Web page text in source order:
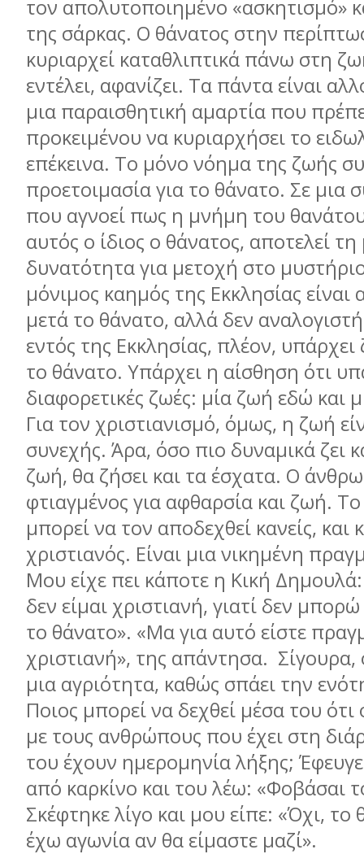
τον απολυτοποιημένο «ασκητισμό»
της σάρκας. Ο θάνατος στην
κυριαρχεί καταθλιπτικά πάνω στη
εντέλει, αφανίζει. Τα πάντα είναι
μια παραισθητική αμαρτία που
προκειμένου να κυριαρχήσει το
επέκεινα. Το μόνο νόημα της ζωής
προετοιμασία για το θάνατο. Σε μια
που αγνοεί πως η μνήμη του
αυτός ο ίδιος ο θάνατος, αποτελεί
δυνατότητα για μετοχή στο
μόνιμος καημός της Εκκλησίας
μετά το θάνατο, αλλά δεν
εντός της Εκκλησίας, πλέον,
το θάνατο. Υπάρχει η αίσθηση ότι
διαφορετικές ζωές: μία ζωή εδώ και
Για τον χριστιανισμό, όμως, η ζωή
συνεχής. Άρα, όσο πιο δυναμικά ζει
ζωή, θα ζήσει και τα έσχατα. Ο
φτιαγμένος για αφθαρσία και ζωή.
μπορεί να τον αποδεχθεί κανείς, και
χριστιανός. Είναι μια νικημένη
Μου είχε πει κάποτε η Κική
δεν είμαι χριστιανή, γιατί δεν
το θάνατο». «Μα για αυτό είστε
χριστιανή», της απάντησα. Σίγουρα,
μια αγριότητα, καθώς σπάει την
Ποιος μπορεί να δεχθεί μέσα του ότι
με τους ανθρώπους που έχει στη
του έχουν ημερομηνία λήξης;
από καρκίνο και του λέω: «Φοβάσαι
Σκέφτηκε λίγο και μου είπε: «Όχι, το
έχω αγωνία αν θα είμαστε μαζί».